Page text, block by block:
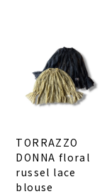
TORRAZZO
DONNA floral
russel lace
blouse